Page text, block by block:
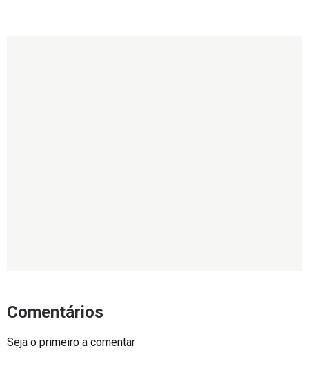
Comentários
Seja o primeiro a comentar